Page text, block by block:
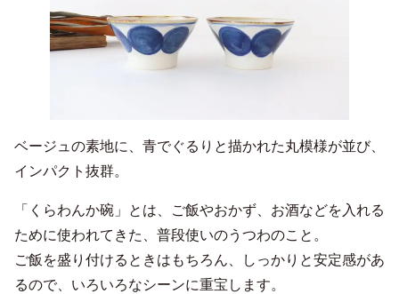
ベージュの素地に、青でぐるりと描かれた丸模様が並び、
インパクト抜群。
「くらわんか碗」とは、ご飯やおかず、お酒などを入れる
ために使われてきた、普段使いのうつわのこと。
ご飯を盛り付けるときはもちろん、しっかりと安定感があ
るので、いろいろなシーンに重宝します。